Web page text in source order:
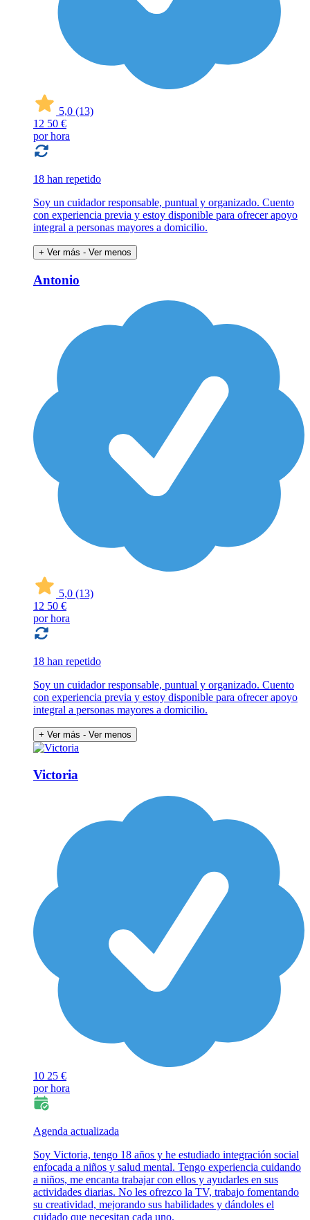
5,0 (13)
12 50 €
por hora
18 han repetido
Soy un cuidador responsable, puntual y organizado. Cuento
con experiencia previa y estoy disponible para ofrecer apoyo
integral a personas mayores a domicilio.
+ Ver más - Ver menos
Antonio
5,0 (13)
12 50 €
por hora
18 han repetido
Soy un cuidador responsable, puntual y organizado. Cuento
con experiencia previa y estoy disponible para ofrecer apoyo
integral a personas mayores a domicilio.
+ Ver más - Ver menos
Victoria
10 25 €
por hora
Agenda actualizada
Soy Victoria, tengo 18 años y he estudiado integración social
enfocada a niños y salud mental. Tengo experiencia cuidando
a niños, me encanta trabajar con ellos y ayudarles en sus
actividades diarias. No les ofrezco la TV, trabajo fomentando
su creatividad, mejorando sus habilidades y dándoles el
cuidado que necesitan cada uno.